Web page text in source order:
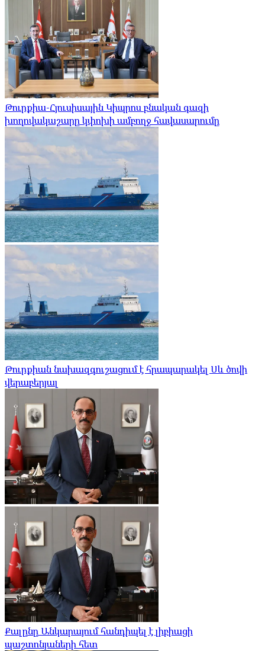
Թուրքիա-Հյուսիսային Կիպրոս բնական գազի
խողովակաշարը կփոխի ամբողջ հավասարումը
Թուրքիան նախազգուշացում է հրապարակել Սև ծովի
վերաբերյալ
Քալընը Անկարայում հանդիպել է լիբիացի
պաշտոնյաների հետ